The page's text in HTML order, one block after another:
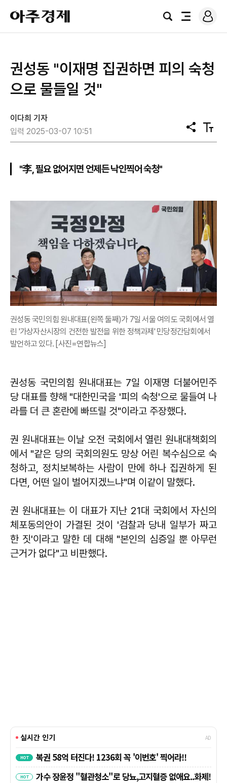
아
주
경
검
전
로
그
권성동 "이재명 집권하면 피의 숙청
으로 물들일 것"
이다희 기자
입력 2025-03-07 10:51
공
유
텍
스
"李, 필요 없어지면 언제든 낙인찍어 숙청"
권성동 국민의힘 원내대표(왼쪽 둘째)가 7일 서울 여의도 국회에서 열
린 '가상자산시장의 건전한 발전을 위한 정책과제' 민당정간담회에서
발언하고 있다. [사진=연합뉴스]
권성동 국민의힘 원내대표는 7일 이재명 더불어민주
당 대표를 향해 "대한민국을 '피의 숙청'으로 물들여 나
라를 더 큰 혼란에 빠뜨릴 것"이라고 주장했다.
권 원내대표는 이날 오전 국회에서 열린 원내대책회의
에서 "같은 당의 국회의원도 망상 어린 복수심으로 숙
청하고, 정치보복하는 사람이 만에 하나 집권하게 된
다면, 어떤 일이 벌어지겠느냐"며 이같이 말했다.
권 원내대표는 이 대표가 지난 21대 국회에서 자신의
체포동의안이 가결된 것이 '검찰과 당내 일부가 짜고
한 짓'이라고 말한 데 대해 "본인의 심증일 뿐 아무런
근거가 없다"고 비판했다.